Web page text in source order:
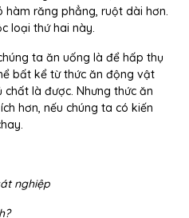
răng phẳng, ruột dài hơn.
loại thứ hai này.
ta ăn uống là để hấp thụ
bất kể từ thức ăn động vật
là được. Nhưng thức ăn
hơn, nếu chúng ta có kiến
nghiệp